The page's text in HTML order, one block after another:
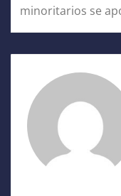
minoritarios se